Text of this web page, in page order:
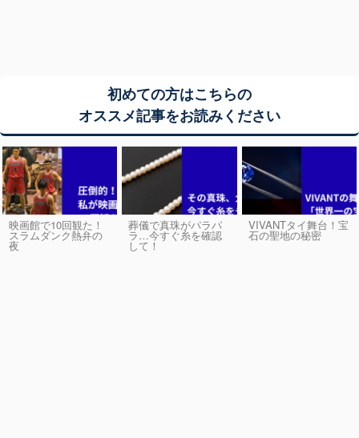
初めての方はこちらの
オススメ記事をお読みください
映画館で10回観た！
スラムダンク熱弁の
夜
葬儀で真珠がパラパ
ラ…今すぐ糸を確認
して！
VIVANTタイ舞台！宝
石の聖地の秘密